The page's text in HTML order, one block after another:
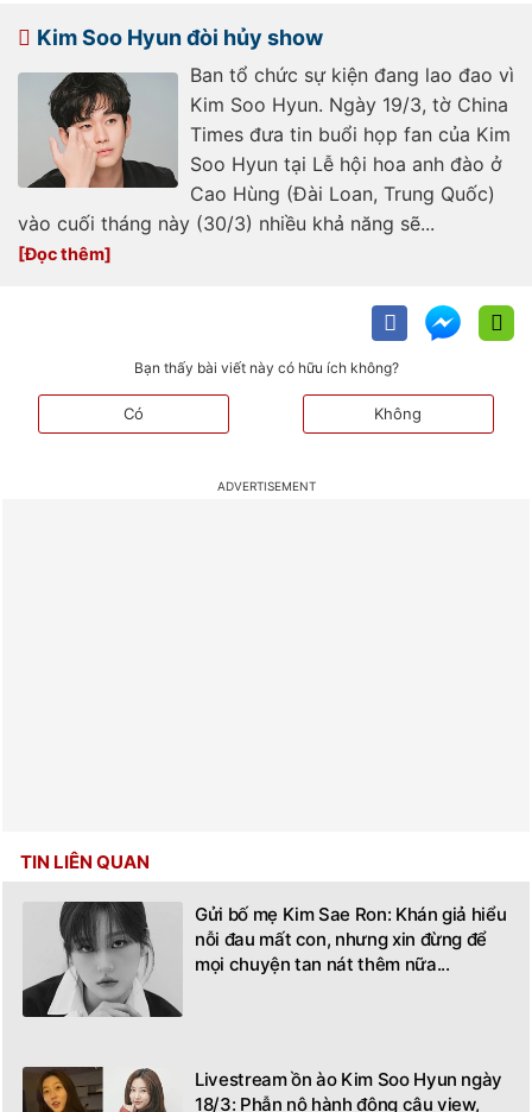
193250319114914223.htm
Kim Soo Hyun đòi hủy show
Ban tổ chức sự kiện đang lao đao vì
Kim Soo Hyun. Ngày 19/3, tờ China
Times đưa tin buổi họp fan của Kim
Soo Hyun tại Lễ hội hoa anh đào ở
Cao Hùng (Đài Loan, Trung Quốc)
vào cuối tháng này (30/3) nhiều khả năng sẽ...
Bạn thấy bài viết này có hữu ích không?
Có Không
TIN LIÊN QUAN
Gửi bố mẹ Kim Sae Ron: Khán giả hiểu
nỗi đau mất con, nhưng xin đừng để
mọi chuyện tan nát thêm nữa...
Livestream ồn ào Kim Soo Hyun ngày
18/3: Phẫn nộ hành động câu view,